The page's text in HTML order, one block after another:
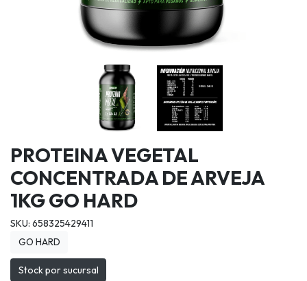
PROTEINA VEGETAL
CONCENTRADA DE ARVEJA
1KG GO HARD
SKU: 658325429411
GO HARD
Stock por sucursal